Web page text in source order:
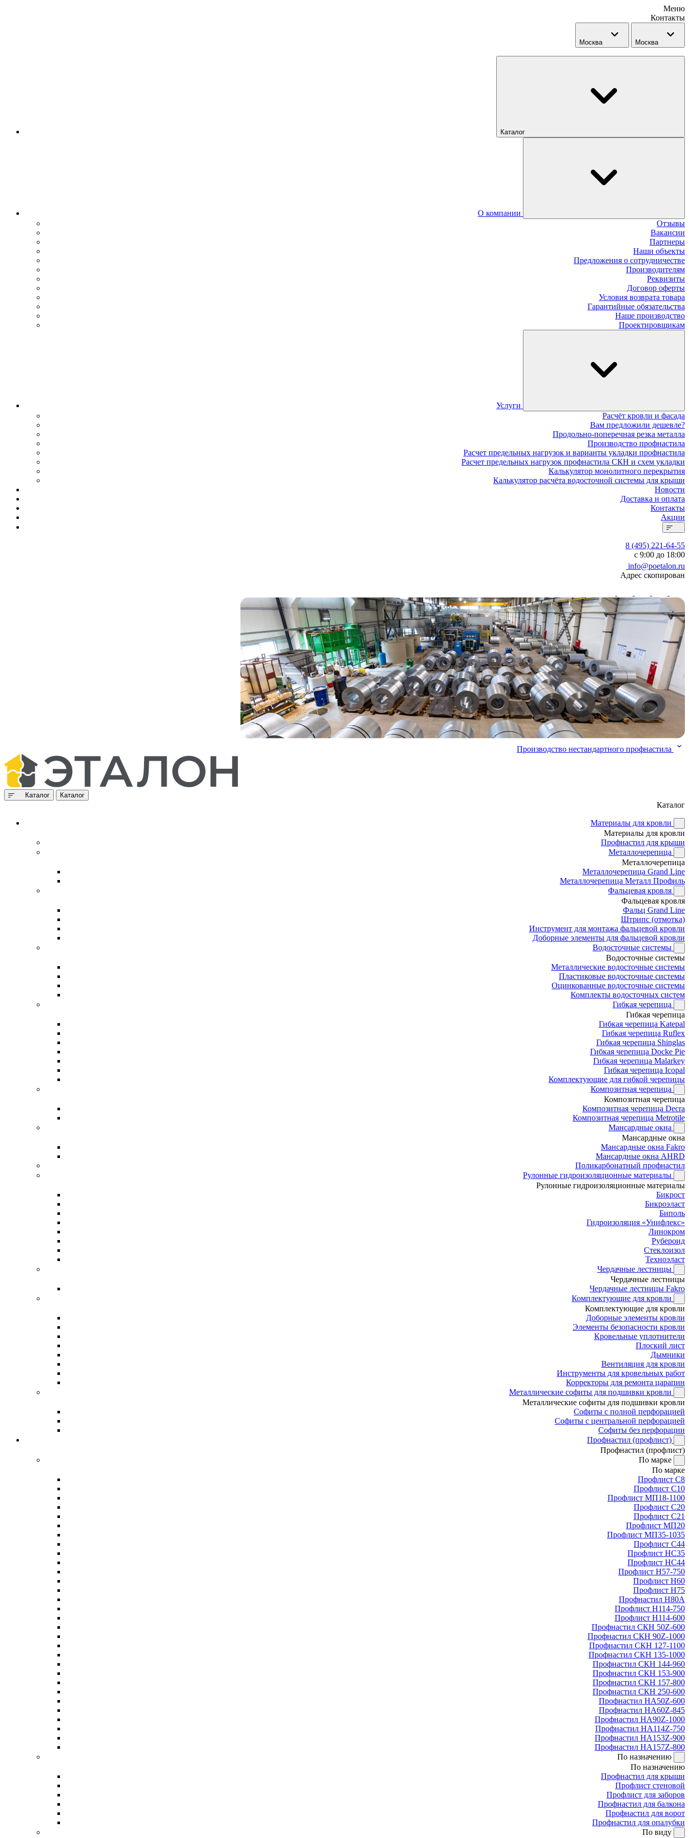
Меню
Контакты
Москва Москва
Каталог
О компании
Отзывы
Вакансии
Партнеры
Наши объекты
Предложения о сотрудничестве
Производителям
Реквизиты
Договор оферты
Условия возврата товара
Гарантийные обязательства
Наше производство
Проектировщикам
Услуги
Расчёт кровли и фасада
Вам предложили дешевле?
Продольно-поперечная резка металла
Производство профнастила
Расчет предельных нагрузок и варианты укладки профнастила
Расчет предельных нагрузок профнастила СКН и схем укладки
Калькулятор монолитного перекрытия
Калькулятор расчёта водосточной системы для крыши
Новости
Доставка и оплата
Контакты
Акции
8 (495) 221-64-55
с 9:00 до 18:00
info@poetalon.ru
Адрес скопирован
Производство нестандартного профнастила
Каталог Каталог
Каталог
Материалы для кровли
Материалы для кровли
Профнастил для крыши
Металлочерепица
Металлочерепица
Металлочерепица Grand Line
Металлочерепица Металл Профиль
Фальцевая кровля
Фальцевая кровля
Фальц Grand Line
Штрипс (отмотка)
Инструмент для монтажа фальцевой кровли
Доборные элементы для фальцевой кровли
Водосточные системы
Водосточные системы
Металлические водосточные системы
Пластиковые водосточные системы
Оцинкованные водосточные системы
Комплекты водосточных систем
Гибкая черепица
Гибкая черепица
Гибкая черепица Katepal
Гибкая черепица Ruflex
Гибкая черепица Shinglas
Гибкая черепица Docke Pie
Гибкая черепица Malarkey
Гибкая черепица Icopal
Комплектующие для гибкой черепицы
Композитная черепица
Композитная черепица
Композитная черепица Decra
Композитная черепица Metrotile
Мансардные окна
Мансардные окна
Мансардные окна Fakro
Мансардные окна AHRD
Поликарбонатный профнастил
Рулонные гидроизоляционные материалы
Рулонные гидроизоляционные материалы
Бикрост
Бикроэласт
Биполь
Гидроизоляция «Унифлекс»
Линокром
Рубероид
Стеклоизол
Техноэласт
Чердачные лестницы
Чердачные лестницы
Чердачные лестницы Fakro
Комплектующие для кровли
Комплектующие для кровли
Доборные элементы кровли
Элементы безопасности кровли
Кровельные уплотнители
Плоский лист
Дымники
Вентиляция для кровли
Инструменты для кровельных работ
Корректоры для ремонта царапин
Металлические софиты для подшивки кровли
Металлические софиты для подшивки кровли
Софиты с полной перфорацией
Софиты с центральной перфорацией
Софиты без перфорации
Профнастил (профлист)
Профнастил (профлист)
По марке
По марке
Профлист С8
Профлист С10
Профлист МП18-1100
Профлист С20
Профлист С21
Профлист МП20
Профлист МП35-1035
Профлист С44
Профлист НС35
Профлист НС44
Профлист Н57-750
Профлист Н60
Профлист Н75
Профнастил Н80А
Профлист Н114-750
Профлист Н114-600
Профнастил СКН 50Z-600
Профнастил СКН 90Z-1000
Профнастил СКН 127-1100
Профнастил СКН 135-1000
Профнастил СКН 144-960
Профнастил СКН 153-900
Профнастил СКН 157-800
Профнастил СКН 250-600
Профнастил НА50Z-600
Профнастил НА60Z-845
Профнастил НА90Z-1000
Профнастил НА114Z-750
Профнастил НА153Z-900
Профнастил НА157Z-800
По назначению
По назначению
Профнастил для крыши
Профлист стеновой
Профлист для заборов
Профнастил для балкона
Профнастил для ворот
Профнастил для опалубки
По виду